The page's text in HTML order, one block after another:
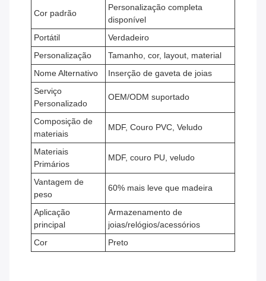
Cor padrão
Personalização completa
disponível
Portátil
Verdadeiro
Personalização
Tamanho, cor, layout, material
Nome Alternativo
Inserção de gaveta de joias
Serviço
Personalizado
OEM/ODM suportado
Composição de
materiais
MDF, Couro PVC, Veludo
Materiais
Primários
MDF, couro PU, veludo
Vantagem de
peso
60% mais leve que madeira
Aplicação
principal
Armazenamento de
joias/relógios/acessórios
Cor
Preto